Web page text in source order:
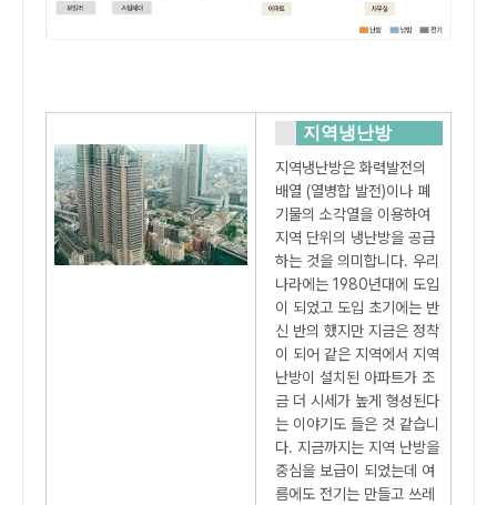
지역냉난방
지역냉난방은 화력발전의
배열 (열병합 발전)이나 폐
기물의 소각열을 이용하여
지역 단위의 냉난방을 공급
하는 것을 의미합니다. 우리
나라에는 1980년대에 도입
이 되었고 도입 초기에는 반
신 반의 했지만 지금은 정착
이 되어 같은 지역에서 지역
난방이 설치된 아파트가 조
금 더 시세가 높게 형성된다
는 이야기도 들은 것 같습니
다. 지금까지는 지역 난방을
중심을 보급이 되었는데 여
름에도 전기는 만들고 쓰레